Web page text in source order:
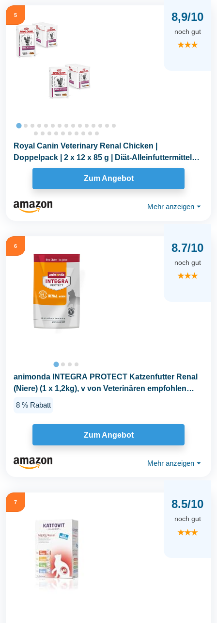
5 8,9/10
noch gut
★★★
Royal Canin Veterinary Renal Chicken |
Doppelpack | 2 x 12 x 85 g | Diät-Alleinfuttermittel
Zum Angebot
Mehr anzeigen ⏷
6 8.7/10
noch gut
★★★
animonda INTEGRA PROTECT Katzenfutter Renal
(Niere) (1 x 1,2kg), v von Veterinären empfohlen
8 % Rabatt
Zum Angebot
Mehr anzeigen ⏷
7 8.5/10
noch gut
★★★